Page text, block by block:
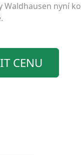
Waldhausen nyní
CENU